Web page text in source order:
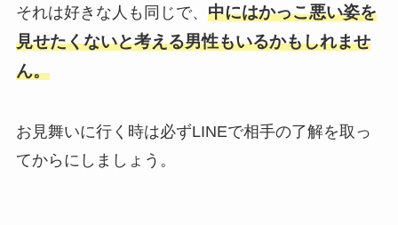
それは好きな人も同じで、 中にはかっこ悪い姿を
見せたくないと考える男性もいるかもしれませ
ん。
お見舞いに行く時は必ずLINEで相手の了解を取っ
てからにしましょう。